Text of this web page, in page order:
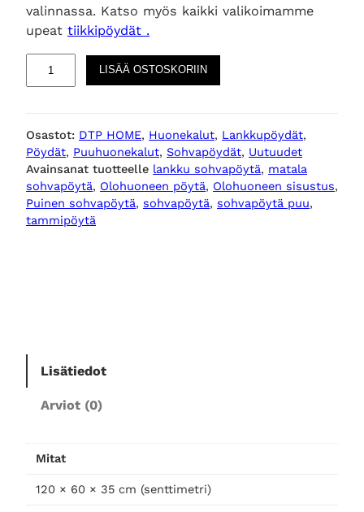
valinnassa. Katso myös kaikki valikoimamme
upeat tiikkipöydät .
e
y
t
a
v
m
LISÄÄ OSTOSKORIIN
Osastot: DTP HOME, Huonekalut, Lankkupöydät
Pöydät, Puuhuonekalut, Sohvapöydät, Uutuudet
Avainsanat tuotteelle lankku sohvapöytä, matala
sohvapöytä, Olohuoneen pöytä, Olohuoneen sisustus
Puinen sohvapöytä, sohvapöytä, sohvapöytä puu
tammipöytä
Lisätiedot
Arviot (0)
Mitat
120 × 60 × 35 cm (senttimetri)